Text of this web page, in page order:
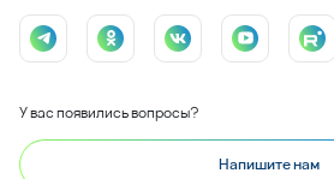
У вас появились вопросы?
Напишите нам